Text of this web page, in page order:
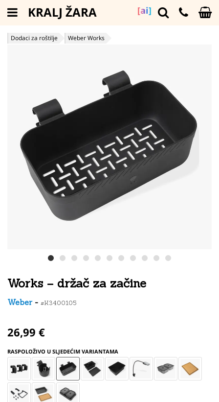
[ai]
KRALJ ŽARA
Dodaci za roštilje Weber Works
Works – držač za začine
Weber- #K3400105
26,99 €
RASPOLOŽIVO U SLJEDEĆIM VARIANTAMA